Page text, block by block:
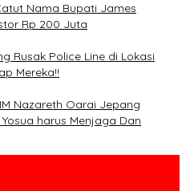
Nama Bupati James
Rp 200 Juta
Rusak Police Line di Lokasi
Mereka!!
Nazareth Oarai Jepang
harus Menjaga Dan